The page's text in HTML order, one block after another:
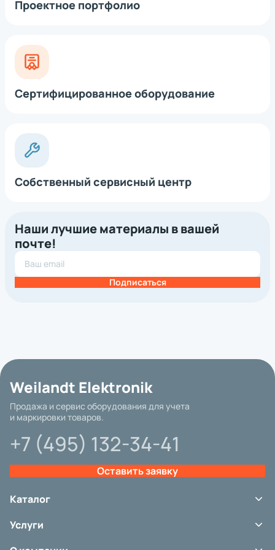
Проектное портфолио
Сертифицированное оборудование
Собственный сервисный центр
Наши лучшие материалы в вашей
почте!
Подписаться
Weilandt Elektronik
Продажа и сервис оборудования для учета
и маркировки товаров.
+7 (495) 132-34-41
Оставить заявку
Каталог
Сканеры штрих-кода
Аксессуары
Услуги